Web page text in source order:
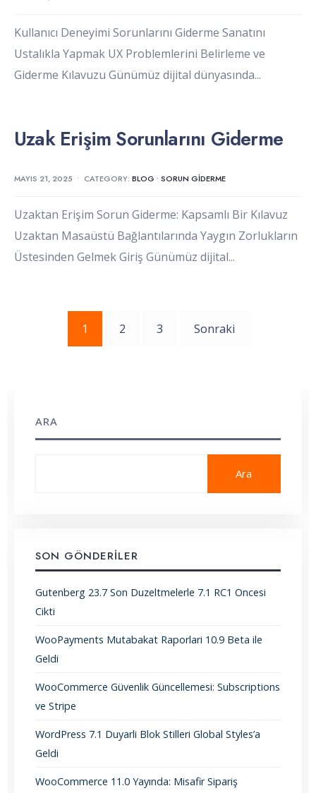
Kullanıcı Deneyimi Sorunlarını Giderme Sanatını
Ustalıkla Yapmak UX Problemlerini Belirleme ve
Giderme Kılavuzu Günümüz dijital dünyasında...
Uzak Erişim Sorunlarını Giderme
MAYIS 21, 2025 • CATEGORY: BLOG • SORUN GIDERME
Uzaktan Erişim Sorun Giderme: Kapsamlı Bir Kılavuz
Uzaktan Masaüstü Bağlantılarında Yaygın Zorlukların
Üstesinden Gelmek Giriş Günümüz dijital...
1 2 3 Sonraki
ARA
Ara
SON GÖNDERILER
Gutenberg 23.7 Son Duzeltmelerle 7.1 RC1 Oncesi
Cikti
WooPayments Mutabakat Raporlari 10.9 Beta ile
Geldi
WooCommerce Güvenlik Güncellemesi: Subscriptions
ve Stripe
WordPress 7.1 Duyarli Blok Stilleri Global Styles’a
Geldi
WooCommerce 11.0 Yayında: Misafir Sipariş